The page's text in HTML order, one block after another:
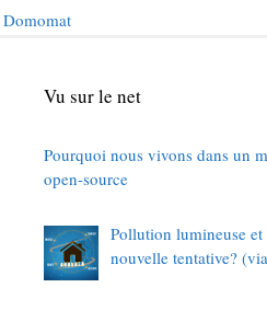
Domomat
Vu sur le net
Pourquoi nous vivons dans un
open-source
Pollution lumineuse
nouvelle tentative?